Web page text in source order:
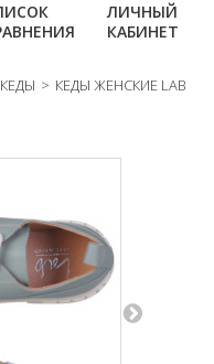
ЛИЧНЫЙ
КАБИНЕТ
КЕДЫ > КЕДЫ ЖЕНСКИЕ LAB